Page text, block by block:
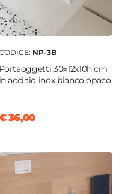
NP-3B
Portaoggetti 30x12x10h cm
in acciaio inox bianco opaco
36,00